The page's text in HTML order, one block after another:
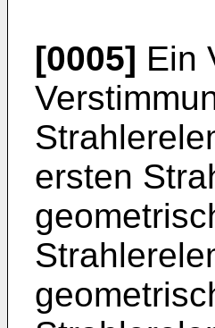
[0005] Ein
ersten